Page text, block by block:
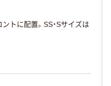
トに配置。SS・Sサイズは